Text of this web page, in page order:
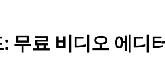
무료 비디오 에디